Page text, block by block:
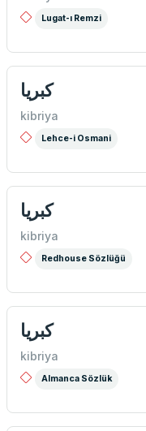
Lugat-ı Remzi
كبريا
kibriya
Lehce-i Osmani
كبريا
kibriya
Redhouse Sözlüğü
كبريا
kibriya
Almanca Sözlük